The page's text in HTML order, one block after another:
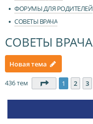
ФОРУМЫ ДЛЯ РОДИТЕЛЕЙ
СОВЕТЫ ВРАЧА
СОВЕТЫ ВРАЧА
Новая тема
436 тем Страница 1из
1 2 3